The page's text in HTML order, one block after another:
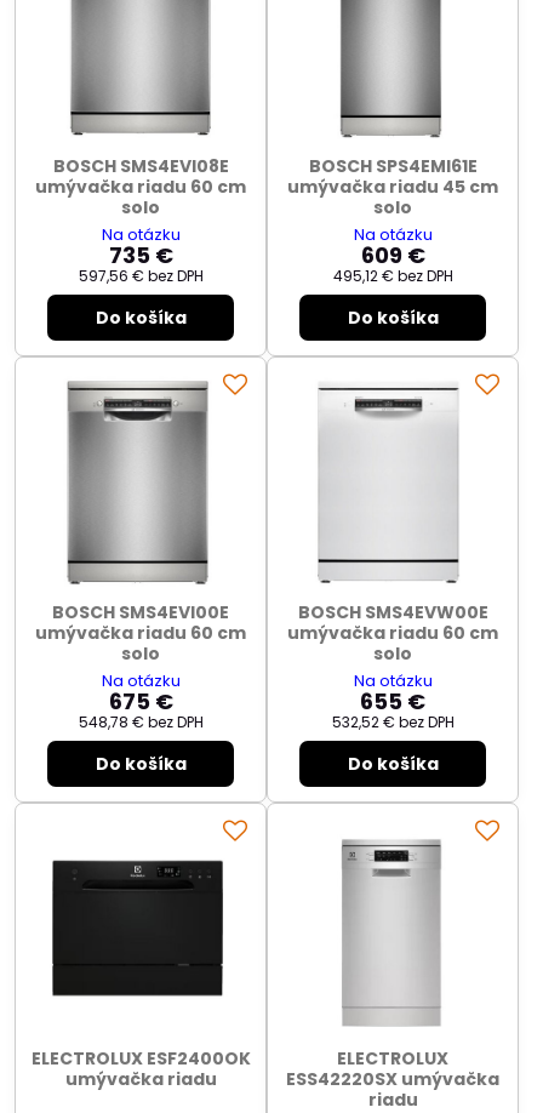
BOSCH SMS4EVI08E
umývačka riadu 60 cm
solo
Na otázku
735 €
597,56 € bez DPH
Do košíka
BOSCH SPS4EMI61E
umývačka riadu 45 cm
solo
Na otázku
609 €
495,12 € bez DPH
Do košíka
BOSCH SMS4EVI00E
umývačka riadu 60 cm
solo
Na otázku
675 €
548,78 € bez DPH
Do košíka
BOSCH SMS4EVW00E
umývačka riadu 60 cm
solo
Na otázku
655 €
532,52 € bez DPH
Do košíka
ELECTROLUX ESF2400OK
umývačka riadu
ELECTROLUX
ESS42220SX umývačka
riadu